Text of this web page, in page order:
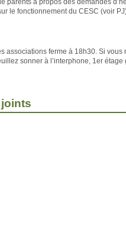
parents à propos des demandes
le fonctionnement du CESC (voir
associations ferme à 18h30. Si
sonner à l’interphone, 1er